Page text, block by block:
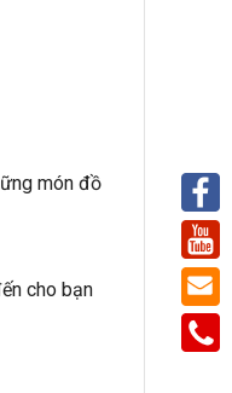
món đồ
cho bạn